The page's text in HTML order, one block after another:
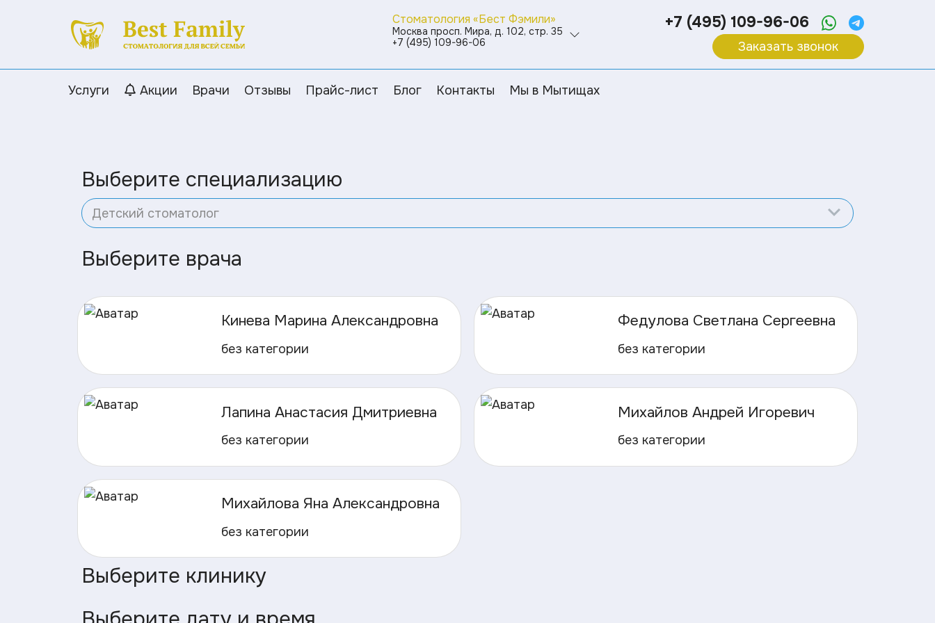
Стоматология «Бест Фэмили»
Москва просп. Мира, д. 102, стр. 35
+7 (495) 109-96-06
+7 (495) 109-96-06
Заказать звонок
Услуги Акции Врачи Отзывы Прайс-лист Блог Контакты Мы в Мытищах
Выберите специализацию
Детский стоматолог
Выберите врача
Кинева Марина Александровна
без категории
Федулова Светлана Сергеевна
без категории
Лапина Анастасия Дмитриевна
без категории
Михайлов Андрей Игоревич
без категории
Михайлова Яна Александровна
без категории
Выберите клинику